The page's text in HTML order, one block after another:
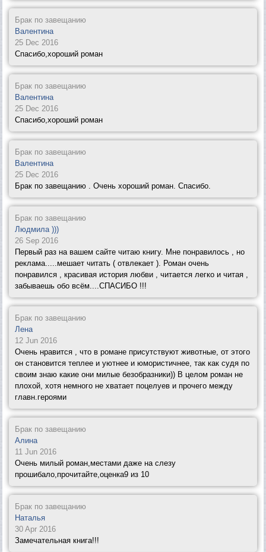
Брак по завещанию
Валентина
25 Dec 2016
Спасибо,хороший роман
Брак по завещанию
Валентина
25 Dec 2016
Спасибо,хороший роман
Брак по завещанию
Валентина
25 Dec 2016
Брак по завещанию . Очень хороший роман. Спасибо.
Брак по завещанию
Людмила )))
26 Sep 2016
Первый раз на вашем сайте читаю книгу. Мне понравилось , но
реклама.....мешает читать ( отвлекает ). Роман очень
понравился , красивая история любви , читается легко и читая ,
забываешь обо всём....СПАСИБО !!!
Брак по завещанию
Лена
12 Jun 2016
Очень нравится , что в романе присутствуют животные, от этого
он становится теплее и уютнее и юмористичнее, так как судя по
своим знаю какие они милые безобразники)) В целом роман не
плохой, хотя немного не хватает поцелуев и прочего между
главн.героями
Брак по завещанию
Алина
11 Jun 2016
Очень милый роман,местами даже на слезу
прошибало,прочитайте,оценка9 из 10
Брак по завещанию
Наталья
30 Apr 2016
Замечательная книга!!!